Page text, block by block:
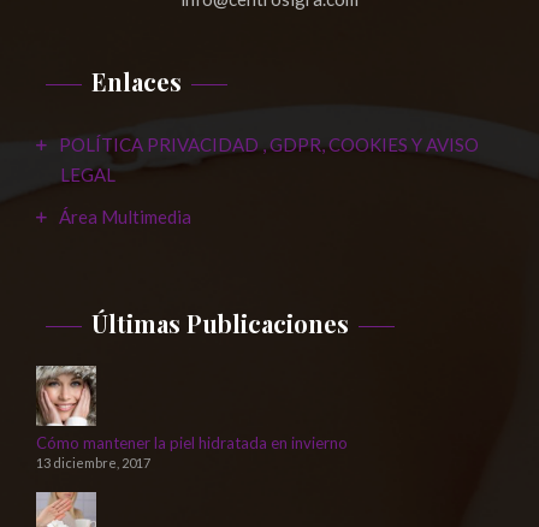
Enlaces
POLÍTICA PRIVACIDAD , GDPR, COOKIES Y AVISO
LEGAL
Área Multimedia
Últimas Publicaciones
Cómo mantener la piel hidratada en invierno
13 diciembre, 2017